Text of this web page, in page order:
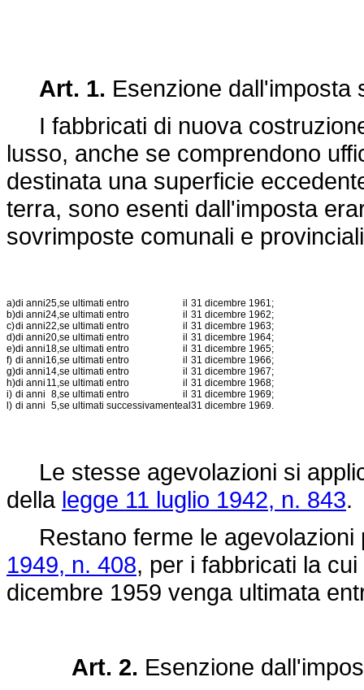
Art. 1. Esenzione dall'imposta
I fabbricati di nuova
lusso, anche se comprendono
destinata una superficie
terra, sono esenti dall'imposta
sovrimposte comunali e
a)di anni25,se ultimati entro il 31 dicembre 1961;
b)di anni24,se ultimati entro il 31 dicembre 1962;
c)di anni22,se ultimati entro il 31 dicembre 1963;
d)di anni20,se ultimati entro il 31 dicembre 1964;
e)di anni18,se ultimati entro il 31 dicembre 1965;
f) di anni16,se ultimati entro il 31 dicembre 1966;
g)di anni14,se ultimati entro il 31 dicembre 1967;
h)di anni 11,se ultimati entro il 31 dicembre 1968;
i) di anni 8,se ultimati entro il 31 dicembre 1969;
l) di anni 5,se ultimati successivamenteal 31 dicembre 1969.
Le stesse agevolazioni si
della legge 11 luglio 1942, n. 843.
Restano ferme le agevolazioni
1949, n. 408, per i fabbricati la
dicembre 1959 venga ultimata
Art. 2. Esenzione